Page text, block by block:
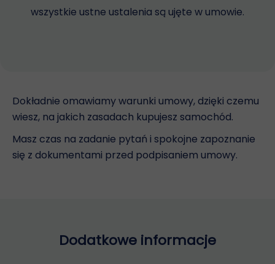
wszystkie ustne ustalenia są ujęte w umowie.
Masz czas na zadanie pytań i spokojne zapoznanie
się z dokumentami przed podpisaniem umowy.
Dokładnie omawiamy warunki umowy, dzięki czemu
wiesz, na jakich zasadach kupujesz samochód.
Dodatkowe informacje